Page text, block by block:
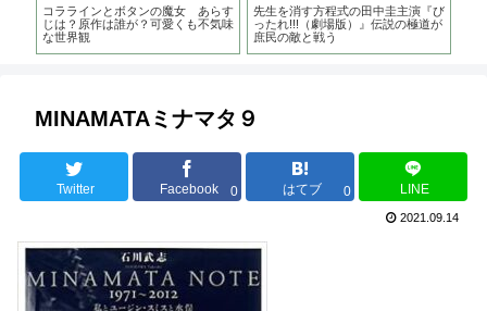
コララインとボタンの魔女 あらす
じは？原作は誰が？可愛くも不気味
な世界観
先生を消す方程式の田中圭主演『び
ったれ!!!（劇場版）』伝説の極道が
庶民の敵と戦う
MINAMATAミナマタ９
Twitter Facebook 0 はてブ 0 LINE
2021.09.14